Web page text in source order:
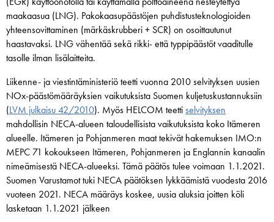
maakaasua (LNG). Pakokaasupäästöjen puhdistusteknologioiden
yhteensovittaminen (märkäskrubberi + SCR) on osoittautunut
haastavaksi. LNG vähentää sekä rikki- että typpipäästöt vaaditulle
tasolle ilman lisälaitteita.
Liikenne- ja viestintäministeriö teetti vuonna 2010 selvityksen uusien
NOx-päästömääräyksien vaikutuksista Suomen kuljetuskustannuksiin
(LVM julkaisu 42/2010). Myös HELCOM teettiselvityksen
mahdollisin NECA-alueen taloudellisista vaikutuksista koko Itämeren
alueelle. Itämeren ja Pohjanmeren maat tekivät hakemuksen IMO:n
MEPC 71 kokoukseen Itämeren, Pohjanmeren ja Englannin kanaalin
nimeämisestä NECA-alueeksi. Tämä päätös tulee voimaan 1.1.2021.
Suomen Varustamot tuki NECA päätöksen lykkäämistä vuodesta 2016
vuoteen 2021. NECA määräys koskee, uusia aluksia joitten köli
lasketaan 1.1.2021 jälkeen